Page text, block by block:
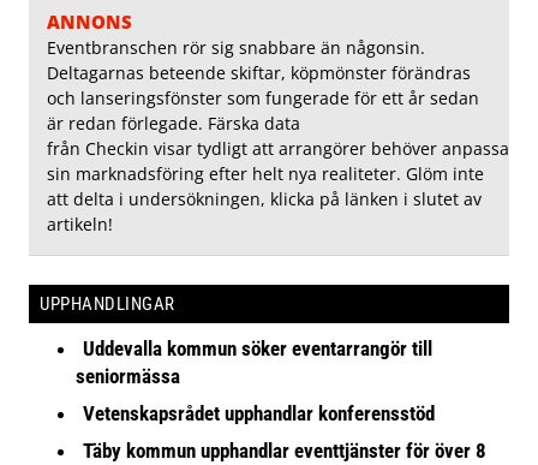
ANNONS
Eventbranschen rör sig snabbare än någonsin.
Deltagarnas beteende skiftar, köpmönster förändras
och lanseringsfönster som fungerade för ett år sedan
är redan förlegade. Färska data
från Checkin visar tydligt att arrangörer behöver anpassa
sin marknadsföring efter helt nya realiteter. Glöm inte
att delta i undersökningen, klicka på länken i slutet av
artikeln!
UPPHANDLINGAR
Uddevalla kommun söker eventarrangör till
seniormässa
Vetenskapsrådet upphandlar konferensstöd
Täby kommun upphandlar eventtjänster för över 8